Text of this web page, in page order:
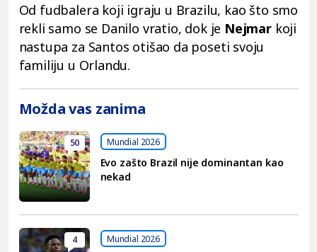
Od fudbalera koji igraju u Brazilu, kao što smo
rekli samo se Danilo vratio, dok je Nejmar koji
nastupa za Santos otišao da poseti svoju
familiju u Orlandu.
Možda vas zanima
50 Mundial 2026
Evo zašto Brazil nije dominantan kao
nekad
4 Mundial 2026